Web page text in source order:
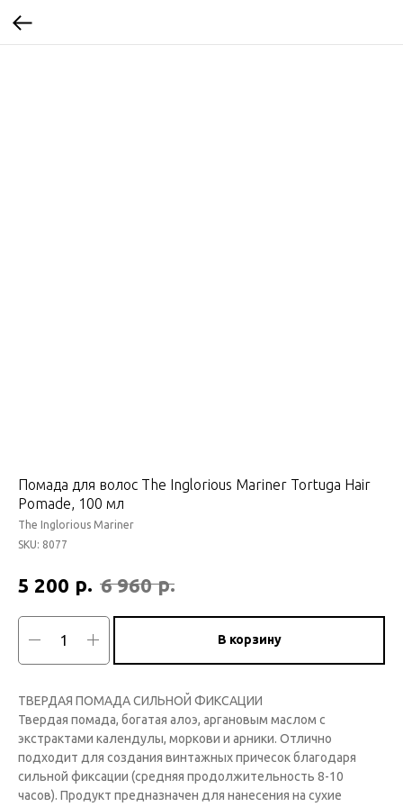
Помада для волос The Inglorious Mariner Tortuga Hair
Pomade, 100 мл
The Inglorious Mariner
SKU: 8077
5 200 р. 6 960 р.
В корзину
ТВЕРДАЯ ПОМАДА СИЛЬНОЙ ФИКСАЦИИ
Твердая помада, богатая алоэ, аргановым маслом с
экстрактами календулы, моркови и арники. Отлично
подходит для создания винтажных причесок благодаря
сильной фиксации (средняя продолжительность 8-10
часов). Продукт предназначен для нанесения на сухие